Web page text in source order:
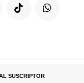
SUSCRIPTOR